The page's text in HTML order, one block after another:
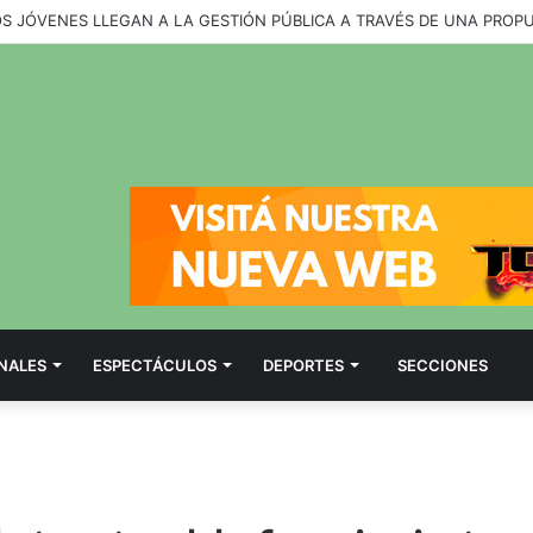
JÓVENES LLEGAN A LA GESTIÓN PÚBLICA A TRAVÉS DE UNA
ESPECTÁCULOS DEPORTES SECCIONES